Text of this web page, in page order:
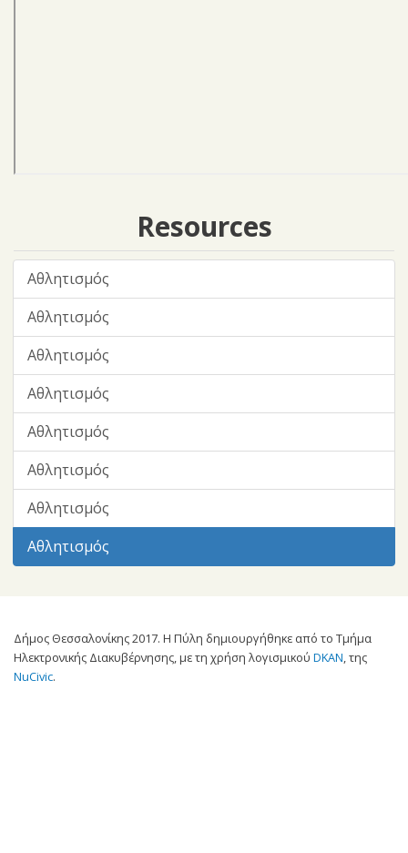
Resources
Αθλητισμός
Αθλητισμός
Αθλητισμός
Αθλητισμός
Αθλητισμός
Αθλητισμός
Αθλητισμός
Αθλητισμός
Δήμος Θεσσαλονίκης 2017. Η Πύλη δημιουργήθηκε από το Τμήμα
Ηλεκτρονικής Διακυβέρνησης, με τη χρήση λογισμικού DKAN, της
NuCivic.